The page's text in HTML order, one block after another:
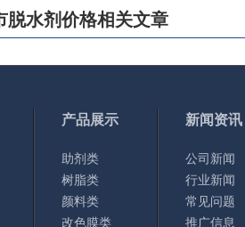
脱水剂价格相关文章
产品展示
助剂类
树脂类
颜料类
改色膜类
新闻资讯
公司新闻
行业新闻
常见问题
推广信息